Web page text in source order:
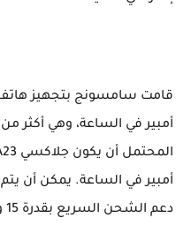
أمبير في الساعة، وهي أكثر
أمبير في الساعة. يمكن أن
دعم الشحن السريع بقدرة 15 وات.